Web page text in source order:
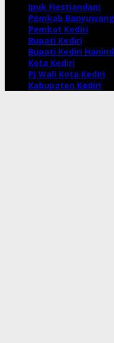
Ipuk Fiestiandani
Pemkab
Pemkot Kediri
Bupati Kediri
Bupati Kediri
Kota Kediri
Pj Wali Kota Kediri
Kabupaten Kediri